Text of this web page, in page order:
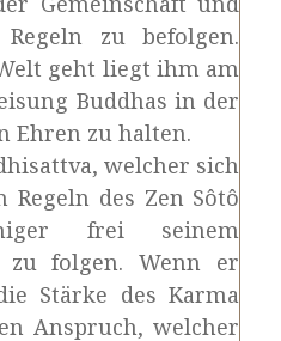
zu befolgen.
geht liegt ihm am
Buddhas in der
Ehren zu halten.
welcher sich
Regeln des Zen Sôtô
frei seinem
zu folgen. Wenn er
Stärke des Karma
Anspruch, welcher